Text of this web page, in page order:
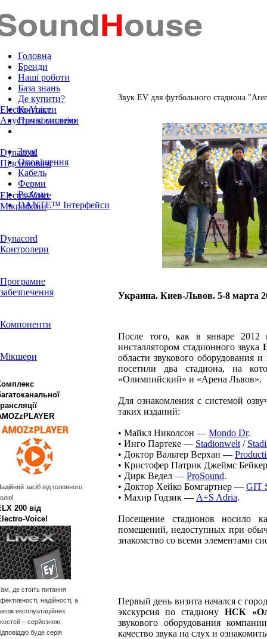
Головна
Бренди
Наші роботи
База знань
Де купити?
Контакти
Про компанію
Звук
Оповіщення
Кабель
Ферми
Роз'єми
DANTE™ Інтерфейси
Electro-Voice
Акустичні системи
Dynacord
Підсилювачі
Electro-Voice
Мікрофони
Dynacord
Контролери
Програмне
забезпечення
Компоненти
Мікшери
засіб від головного
200 від
де стоїть питання
надійності, а
експлуатаційних
– серйозною
буде серія
Звук EV для футбольного стадиона
Украина. Киев-Львов. 5-8 марта
После того, как в январе 2012
инсталлятором стадионного звука
области звукового оборудования
посетили два стадиона, на
«Олимпийский» и «Арена Львов».
Для ознакомления с системой
таких изданий:
• Майкл Николсон — Mondo Dr.
• Инго Партеке — Stadionwelt /
• Доктор Вальтер Верхан —
• Кристофер Патрик Джеймс
• Дирк Ведел — ProSound.
• Доктор Хейко Бомгартнер — GIT
• Махир Годзик — A+S Adria.
Посещение стадионов носило
помещений, недоступных при
знакомство со всеми элементами
Первый день визита начался с
экскурсия по стадиону НСК
звукового оборудования
качество звука на слух и